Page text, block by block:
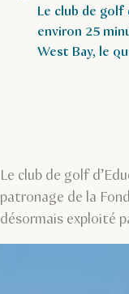
Le club de golf
environ 25
West Bay, le
Le club de golf
patronage de la
désormais exploité